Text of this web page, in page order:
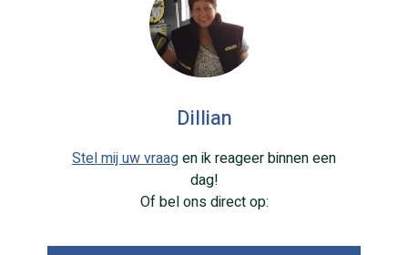
Dillian
Stel mij uw vraagen ik reageer binnen een
dag!
Of bel ons direct op: